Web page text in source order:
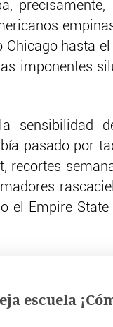
precisamente,
Chicago hasta
imponentes
sensibilidad
pasado por
recortes
el Empire State
escuela